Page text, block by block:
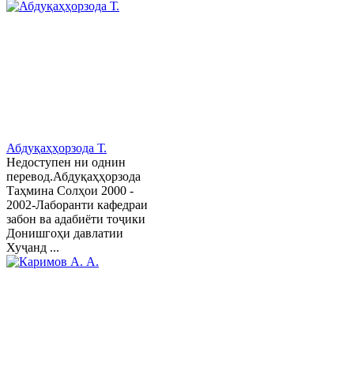
Абдуқаҳҳорзода Т.
Недоступен ни однин
перевод.Абдуқаҳҳорзода
Таҳмина Солҳои 2000 -
2002-Лаборанти кафедраи
забон ва адабиёти тоҷики
Донишгоҳи давлатии
Хуҷанд ...